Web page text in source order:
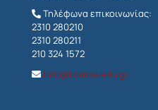
Τηλέφωνα επικοινωνίας:
2310 280210
2310 280211
210 324 1572
info@bomba.edu.gr